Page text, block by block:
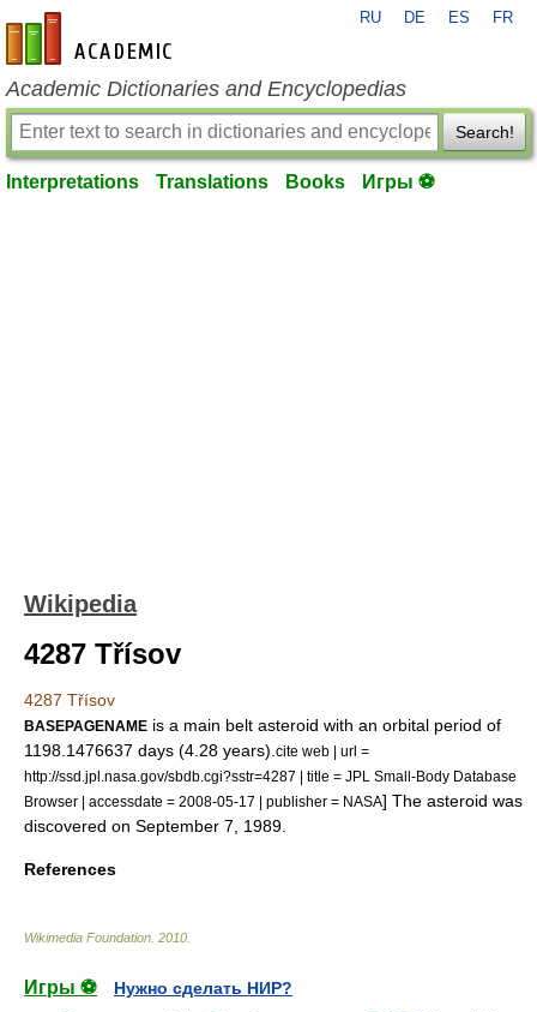
en-academic.com
RU DE ES FR
Academic Dictionaries and Encyclopedias
Search!
Interpretations Translations Books Игры ⚽
Wikipedia
4287 Třísov
4287 Třísov
BASEPAGENAME is a main belt asteroid with an orbital period of
1198.1476637 days (4.28 years). cite web | url =
http://ssd.jpl.nasa.gov/sbdb.cgi?sstr=4287 | title = JPL Small-Body Database
Browser | accessdate = 2008-05-17 | publisher = NASA] The asteroid was
discovered on September 7 1989
References
Wikimedia Foundation 2010
Игры ⚽
Нужно сделать НИР?